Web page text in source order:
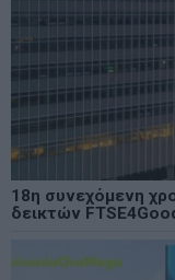
18η συνεχόμενη
δεικτών